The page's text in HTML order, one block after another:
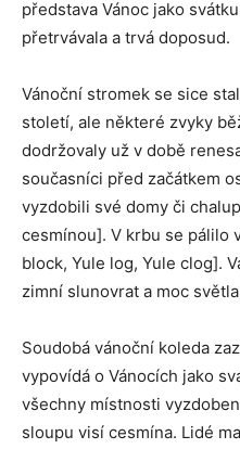
představa Vánoc jako
přetrvávala a trvá doposud.
Vánoční stromek se sice
století, ale některé zvyky
dodržovaly už v době
současníci před začátkem
vyzdobili své domy či
cesmínou]. V krbu se pálilo
block, Yule log, Yule clog].
zimní slunovrat a moc
Soudobá vánoční koleda
vypovídá o Vánocích jako
všechny místnosti
sloupu visí cesmína. Lidé